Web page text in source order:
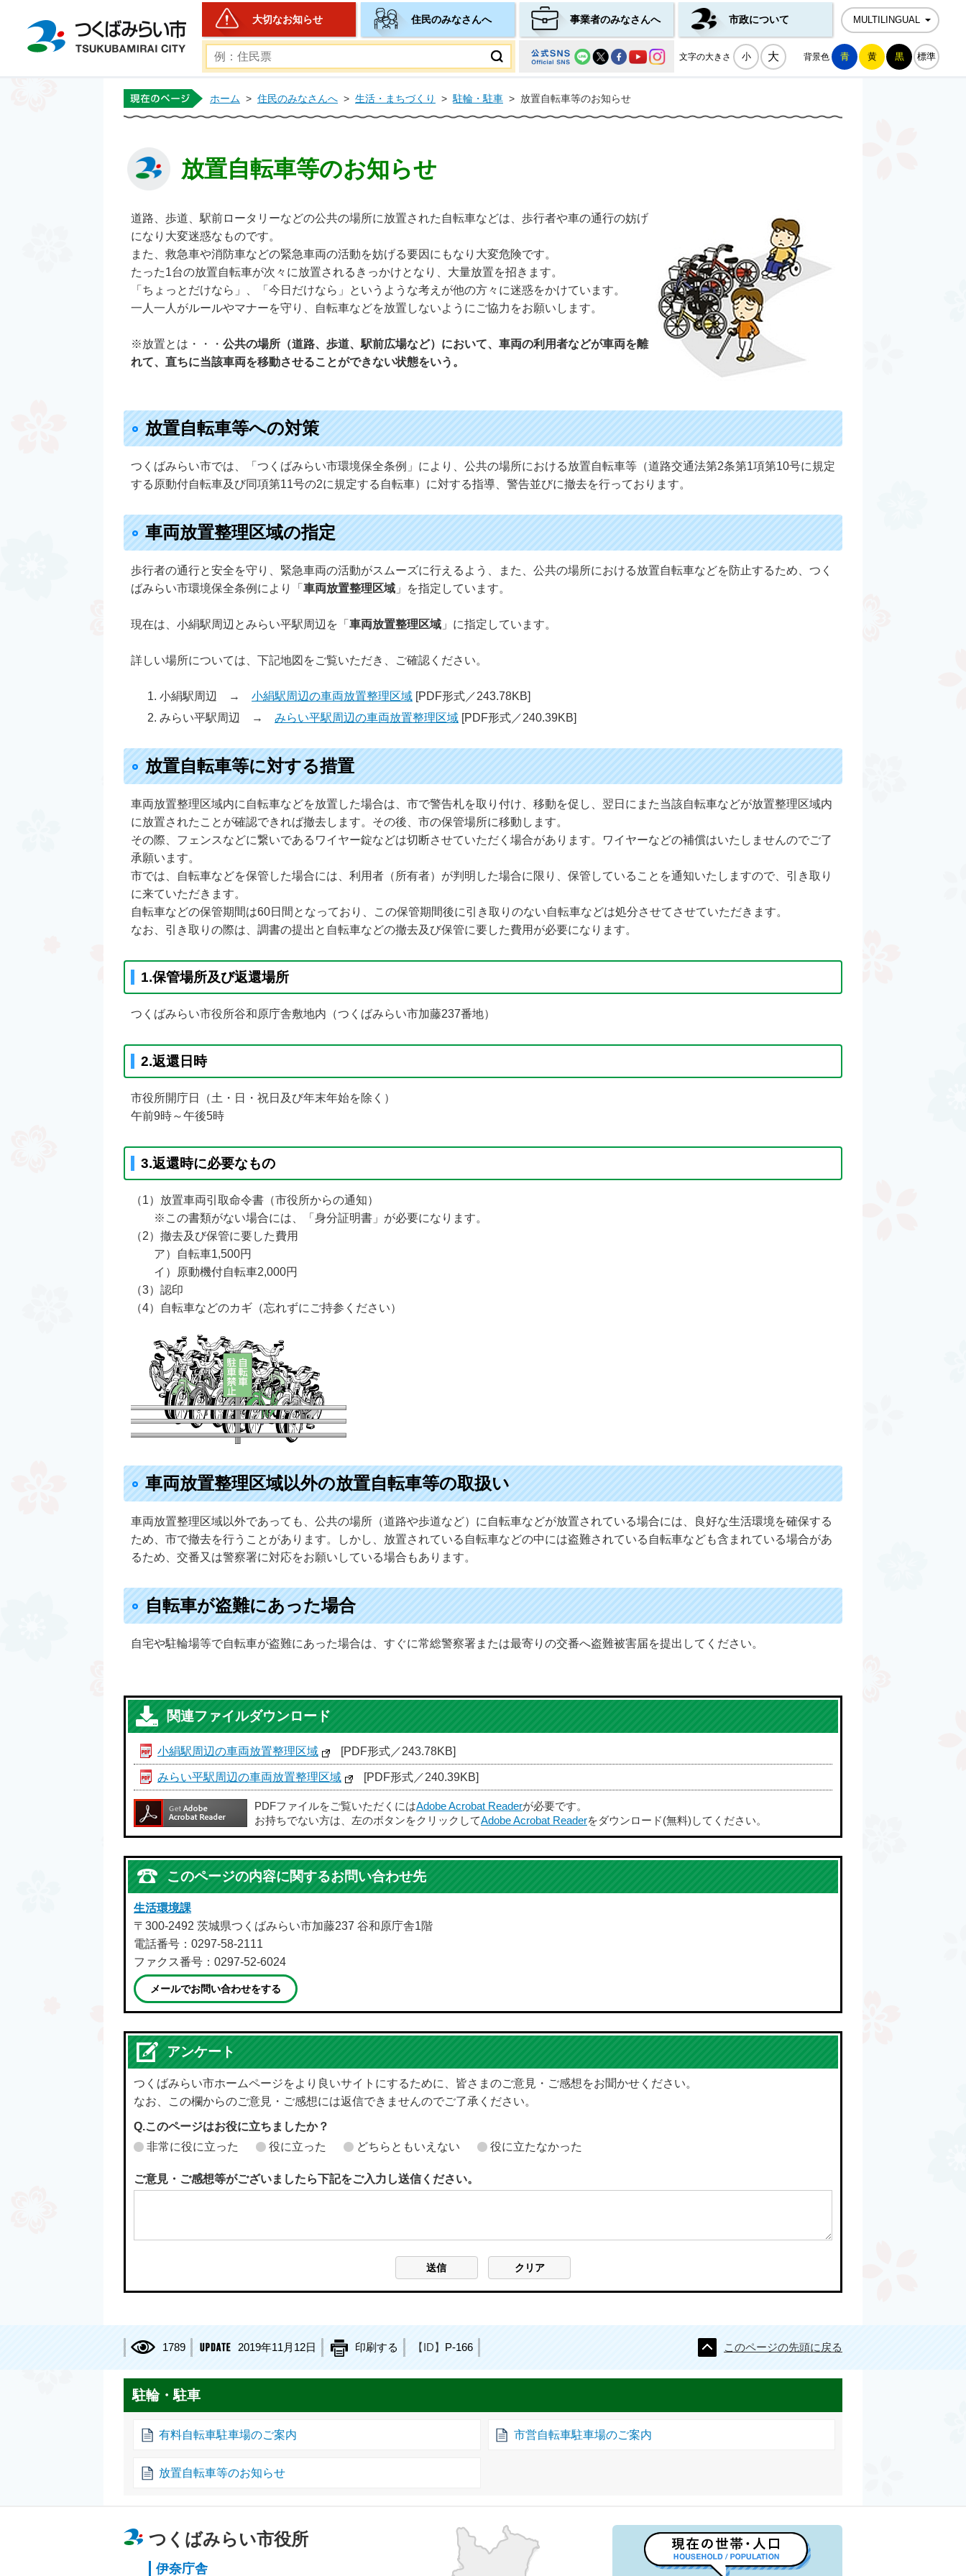
つくばみらい市公式ホームページ
大切なお知らせ 住民のみなさんへ 事業者のみなさんへ 市政について MULTILINGUAL
文字の大きさ 小 大 背景色 青 黄 黒 標準
ホーム > 住民のみなさんへ > 生活・まちづくり > 駐輪・駐車 > 放置自転車等のお知らせ
放置自転車等のお知らせ
道路、歩道、駅前ロータリーなどの公共の場所に放置された自転車などは、歩行者や車の通行の妨げ
になり大変迷惑なものです。
また、救急車や消防車などの緊急車両の活動を妨げる要因にもなり大変危険です。
たった1台の放置自転車が次々に放置されるきっかけとなり、大量放置を招きます。
「ちょっとだけなら」、「今日だけなら」というような考えが他の方々に迷惑をかけています。
一人一人がルールやマナーを守り、自転車などを放置しないようにご協力をお願いします。
※放置とは・・・ 公共の場所（道路、歩道、駅前広場など）において、車両の利用者などが車両を離
れて、直ちに当該車両を移動させることができない状態をいう。
放置自転車等への対策
つくばみらい市では、「つくばみらい市環境保全条例」により、公共の場所における放置自転車等（道路交通法第2条第1項第10号に規定
する原動付自転車及び同項第11号の2に規定する自転車）に対する指導、警告並びに撤去を行っております。
車両放置整理区域の指定
歩行者の通行と安全を守り、緊急車両の活動がスムーズに行えるよう、また、公共の場所における放置自転車などを防止するため、つく
ばみらい市環境保全条例により「 車両放置整理区域 」を指定しています。
現在は、小絹駅周辺とみらい平駅周辺を「 車両放置整理区域 」に指定しています。
詳しい場所については、下記地図をご覧いただき、ご確認ください。
小絹駅周辺 → 小絹駅周辺の車両放置整理区域 [PDF形式／243.78KB]
みらい平駅周辺 → みらい平駅周辺の車両放置整理区域 [PDF形式／240.39KB]
放置自転車等に対する措置
車両放置整理区域内に自転車などを放置した場合は、市で警告札を取り付け、移動を促し、翌日にまた当該自転車などが放置整理区域内
に放置されたことが確認できれば撤去します。その後、市の保管場所に移動します。
その際、フェンスなどに繋いであるワイヤー錠などは切断させていただく場合があります。ワイヤーなどの補償はいたしませんのでご了
承願います。
市では、自転車などを保管した場合には、利用者（所有者）が判明した場合に限り、保管していることを通知いたしますので、引き取り
に来ていただきます。
自転車などの保管期間は60日間となっており、この保管期間後に引き取りのない自転車などは処分させてさせていただきます。
なお、引き取りの際は、調書の提出と自転車などの撤去及び保管に要した費用が必要になります。
1.保管場所及び返還場所
つくばみらい市役所谷和原庁舎敷地内（つくばみらい市加藤237番地）
2.返還日時
市役所開庁日（土・日・祝日及び年末年始を除く）
午前9時～午後5時
3.返還時に必要なもの
（1）放置車両引取命令書（市役所からの通知）
※この書類がない場合には、「身分証明書」が必要になります。
（2）撤去及び保管に要した費用
ア）自転車1,500円
イ）原動機付自転車2,000円
（3）認印
（4）自転車などのカギ（忘れずにご持参ください）
車両放置整理区域以外の放置自転車等の取扱い
車両放置整理区域以外であっても、公共の場所（道路や歩道など）に自転車などが放置されている場合には、良好な生活環境を確保する
ため、市で撤去を行うことがあります。しかし、放置されている自転車などの中には盗難されている自転車なども含まれている場合があ
るため、交番又は警察署に対応をお願いしている場合もあります。
自転車が盗難にあった場合
自宅や駐輪場等で自転車が盗難にあった場合は、すぐに常総警察署または最寄りの交番へ盗難被害届を提出してください。
関連ファイルダウンロード
小絹駅周辺の車両放置整理区域 [PDF形式／243.78KB]
みらい平駅周辺の車両放置整理区域 [PDF形式／240.39KB]
PDFファイルをご覧いただくにはAdobe Acrobat Readerが必要です。
お持ちでない方は、左のボタンをクリックしてAdobe Acrobat Readerをダウンロード(無料)してください。
このページの内容に関するお問い合わせ先
生活環境課
〒300-2492 茨城県つくばみらい市加藤237 谷和原庁舎1階
電話番号：0297-58-2111
ファクス番号：0297-52-6024
メールでお問い合わせをする
アンケート
つくばみらい市ホームページをより良いサイトにするために、皆さまのご意見・ご感想をお聞かせください。
なお、この欄からのご意見・ご感想には返信できませんのでご了承ください。
Q.このページはお役に立ちましたか？
非常に役に立った
役に立った どちらともいえない 役に立たなかった
ご意見・ご感想等がございましたら下記をご入力し送信ください。
1789 2019年11月12日 印刷する 【ID】 P-166 このページの先頭に戻る
駐輪・駐車
有料自転車駐車場のご案内 市営自転車駐車場のご案内
放置自転車等のお知らせ
つくばみらい市役所
伊奈庁舎